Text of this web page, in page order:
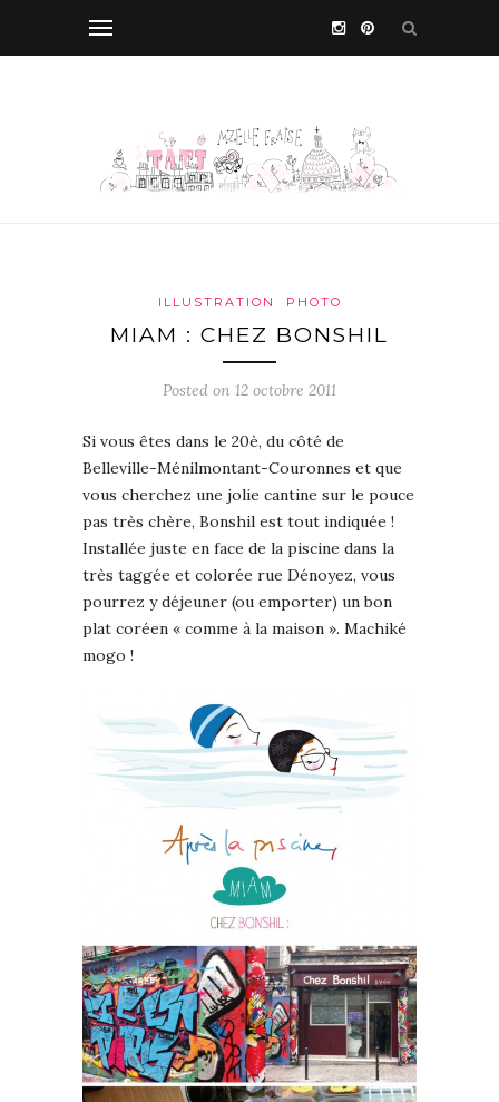
ILLUSTRATION PHOTO
MIAM : CHEZ BONSHIL
Posted on 12 octobre 2011
Si vous êtes dans le 20è, du côté de
Belleville-Ménilmontant-Couronnes et que
vous cherchez une jolie cantine sur le pouce
pas très chère, Bonshil est tout indiquée !
Installée juste en face de la piscine dans la
très taggée et colorée rue Dénoyez, vous
pourrez y déjeuner (ou emporter) un bon
plat coréen « comme à la maison ». Machiké
mogo !